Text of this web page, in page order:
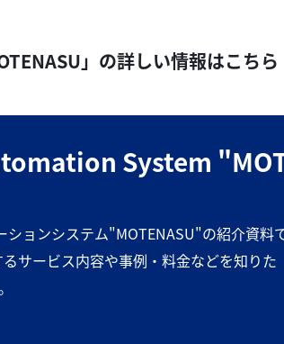
」の詳しい情報はこちら
System
ションシステム"MOTENASU"の紹介資料
サービス内容や事例・料金などを知りた